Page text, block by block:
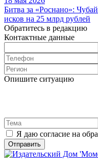
Битва за «Роснано»:
исков на 25 млрд рублей
Обратитесь в редакцию
Контактные данные
Опишите ситуацию
Я даю согласие на